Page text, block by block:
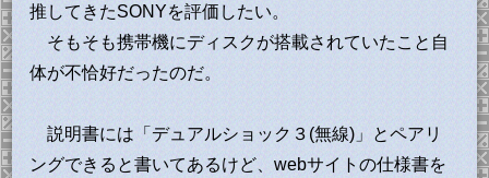
推してきたSONYを評価したい。
そもそも携帯機にディスクが搭載されていたこと自
体が不恰好だったのだ。
説明書には「デュアルショック３(無線)」とペアリ
ングできると書いてあるけど、webサイトの仕様書を